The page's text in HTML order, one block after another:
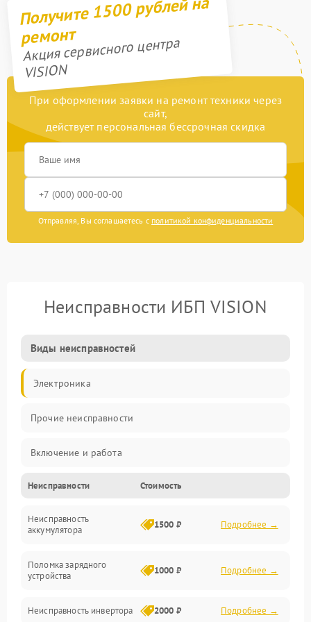
Получите 1500 рублей на
ремонт
Акция сервисного центра
VISION
При оформлении заявки на ремонт техники через
сайт,
действует персональная бессрочная скидка
Отправляя, Вы соглашаетесь с политикой конфиденциальности
Неисправности ИБП VISION
Виды неисправностей
Электроника
Прочие неисправности
Включение и работа
Работа с нагрузкой
Звук и индикация
Неисправности Стоимость
Неисправность
аккумулятора
1500 ₽ Подробнее →
Поломка зарядного
устройства
1000 ₽ Подробнее →
Неисправность инвертора 2000 ₽ Подробнее →